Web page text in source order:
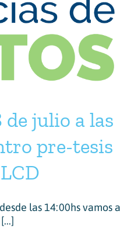
julio a las
pre-tesis
las 14:00hs vamos a
[...]